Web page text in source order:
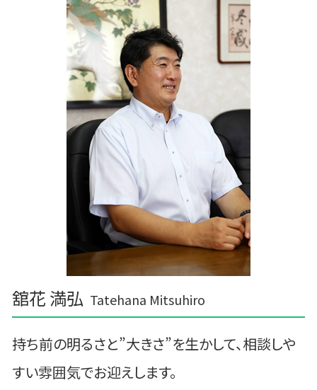
舘花 満弘 Tatehana Mitsuhiro
持ち前の明るさと”大きさ”を生かして、相談しや
すい雰囲気でお迎えします。